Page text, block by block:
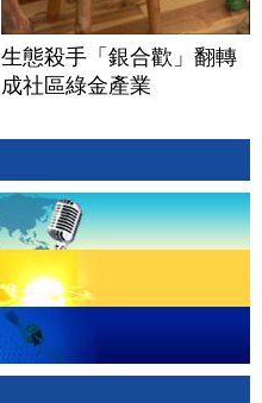
生態殺手「銀合歡」翻轉
成社區綠金產業